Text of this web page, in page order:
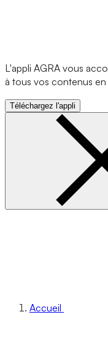
L'appli AGRA vous
à tous vos contenus
Téléchargez l'appli
Accueil